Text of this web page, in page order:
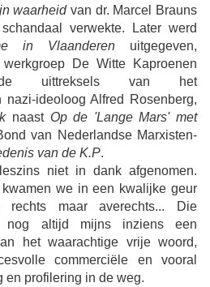
waarheidvan dr. Marcel Brauns
verwekte. Later werd
in Vlaanderen uitgegeven,
De Witte Kaproenen
uittreksels van het
nazi-ideoloog Alfred Rosenberg,
naast Op de 'Lange Mars' met
van Nederlandse Marxisten-
van de K.P.
niet in dank afgenomen.
we in een kwalijke geur
maar averechts... Die
nog altijd mijns inziens een
het waarachtige vrije woord,
commerciële en vooral
en profilering in de weg.